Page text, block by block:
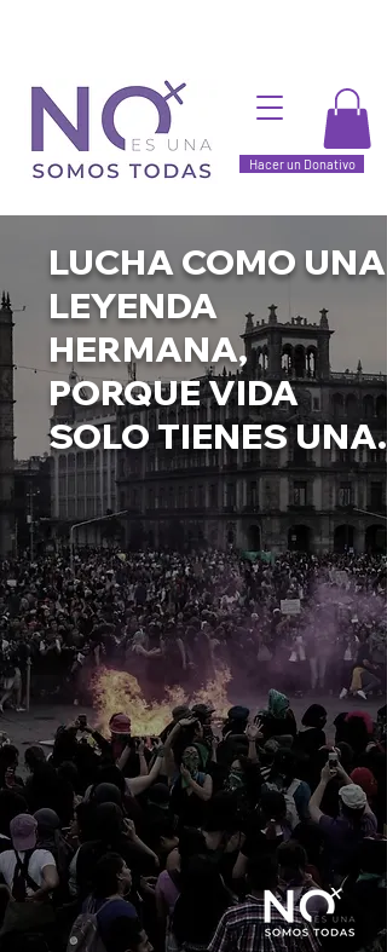
Hacer un Donativo
LUCHA COMO UNA
LEYENDA
HERMANA,
PORQUE VIDA
SOLO TIENES UNA.